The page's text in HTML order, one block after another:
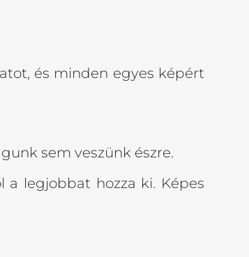
és minden egyes képért
sem veszünk észre.
a legjobbat hozza ki. Képes